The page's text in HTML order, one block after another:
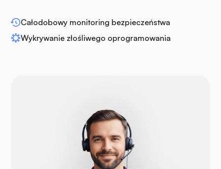
Otwórz koszyk
Całodobowy monitoring bezpieczeństwa
Wykrywanie złośliwego oprogramowania